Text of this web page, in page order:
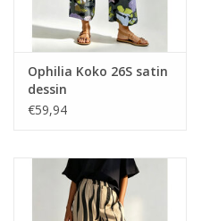
Ophilia Koko 26S satin
dessin
€59,94